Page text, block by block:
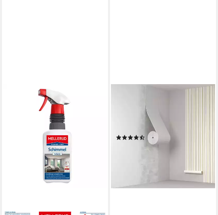
Isoliertapete Climapor
Dämmtapete papierkaschiert,
7,5 m x 0,5 m
(8)